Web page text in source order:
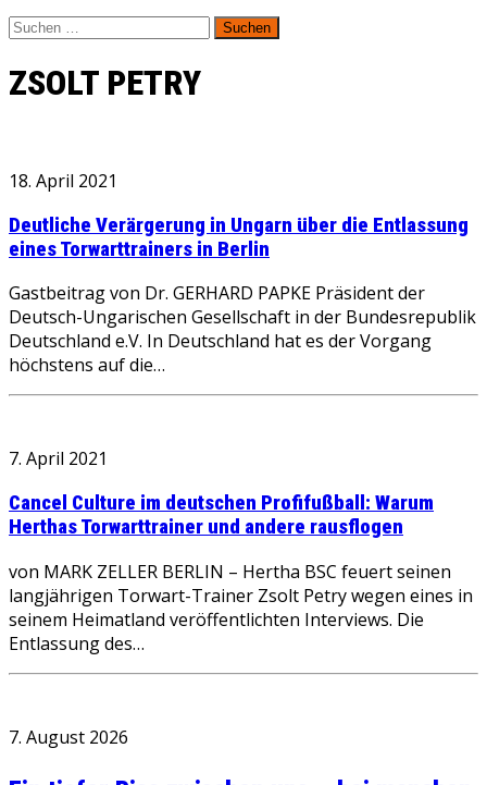
Suchen
nach:
ZSOLT PETRY
18. April 2021
Deutliche Verärgerung in Ungarn über die Entlassung
eines Torwarttrainers in Berlin
Gastbeitrag von Dr. GERHARD PAPKE Präsident der
Deutsch-Ungarischen Gesellschaft in der Bundesrepublik
Deutschland e.V. In Deutschland hat es der Vorgang
höchstens auf die…
7. April 2021
Cancel Culture im deutschen Profifußball: Warum
Herthas Torwarttrainer und andere rausflogen
von MARK ZELLER BERLIN – Hertha BSC feuert seinen
langjährigen Torwart-Trainer Zsolt Petry wegen eines in
seinem Heimatland veröffentlichten Interviews. Die
Entlassung des…
7. August 2026